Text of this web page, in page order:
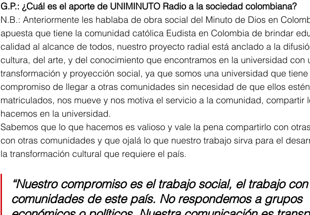
G.P.: ¿Cuál es el aporte de UNIMINUTO Radio a la sociedad colombiana?
N.B.: Anteriormente les hablaba de obra social del Minuto de Dios en
apuesta que tiene la comunidad católica Eudista en Colombia de brindar
calidad al alcance de todos, nuestro proyecto radial está anclado a la
cultura, del arte, y del conocimiento que encontramos en la universidad con
transformación y proyección social, ya que somos una universidad que tiene
compromiso de llegar a otras comunidades sin necesidad de que ellos estén
matriculados, nos mueve y nos motiva el servicio a la comunidad, compartir
hacemos en la universidad.
Sabemos que lo que hacemos es valioso y vale la pena compartirlo con
con otras comunidades y que ojalá lo que nuestro trabajo sirva para el
la transformación cultural que requiere el país.
“Nuestro compromiso es el trabajo social, el trabajo
comunidades de este país. No respondemos a grupos